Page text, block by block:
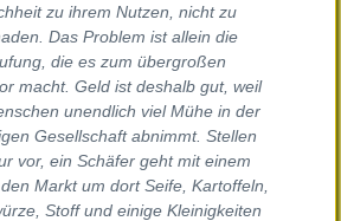
zu ihrem Nutzen, nicht zu
Das Problem ist allein die
die es zum übergroßen
macht. Geld ist deshalb gut, weil
unendlich viel Mühe in der
Gesellschaft abnimmt. Stellen
vor, ein Schäfer geht mit einem
Markt um dort Seife, Kartoffeln,
Stoff und einige Kleinigkeiten